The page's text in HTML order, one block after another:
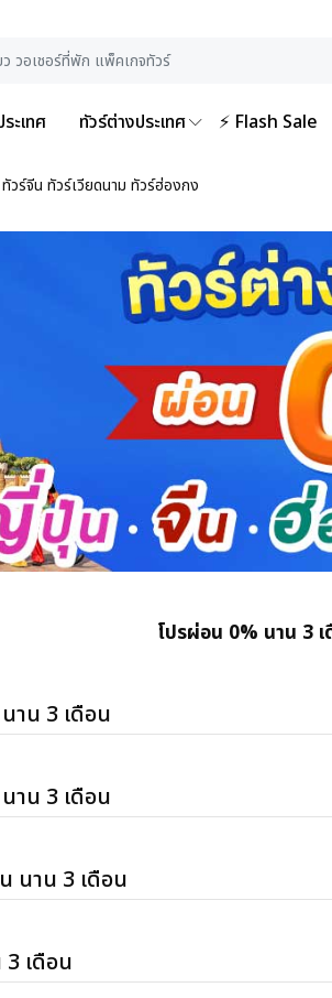
ะเทศ ทัวร์ต่างประเทศ ⚡ Flash Sale
ร์จีน ทัวร์เวียดนาม ทัวร์ฮ่องกง
โปรผ่อน 0% นาน 3
าน 3 เดือน
าน 3 เดือน
นาน 3 เดือน
เดือน